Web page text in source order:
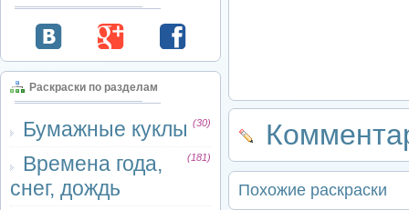
Раскраски по разделам
Бумажные куклы (30)
Времена года,
снег, дождь
(181)
Похожие раскраски